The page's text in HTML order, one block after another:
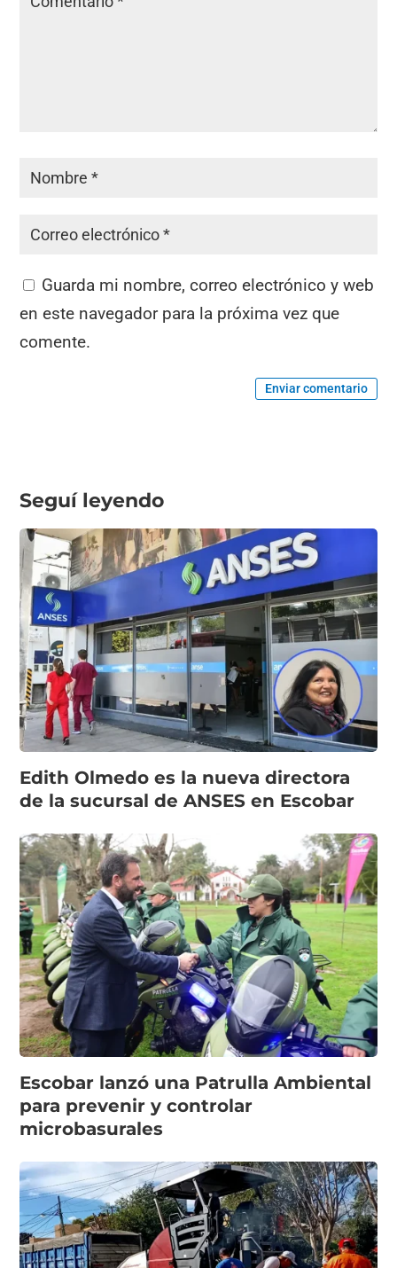
Guarda mi nombre, correo electrónico y web
en este navegador para la próxima vez que
comente.
Enviar comentario
Seguí leyendo
Edith Olmedo es la nueva directora
de la sucursal de ANSES en Escobar
Escobar lanzó una Patrulla Ambiental
para prevenir y controlar
microbasurales